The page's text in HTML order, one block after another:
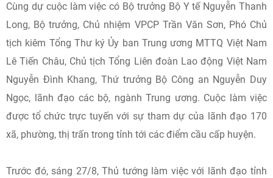
Cùng dự cuộc làm việc có Bộ trưởng Bộ Y tế Nguyễn Thanh
Long, Bộ trưởng, Chủ nhiệm VPCP Trần Văn Sơn, Phó Chủ
tịch kiêm Tổng Thư ký Ủy ban Trung ương MTTQ Việt Nam
Lê Tiến Châu, Chủ tịch Tổng Liên đoàn Lao động Việt Nam
Nguyễn Đình Khang, Thứ trưởng Bộ Công an Nguyễn Duy
Ngọc, lãnh đạo các bộ, ngành Trung ương. Cuộc làm việc
được tổ chức trực tuyến với sự tham dự của lãnh đạo 170
xã, phường, thị trấn trong tỉnh tới các điểm cầu cấp huyện.
Trước đó, sáng 27/8, Thủ tướng làm việc với lãnh đạo tỉnh